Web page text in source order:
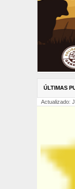
ÚLTIMAS
Actualizado: